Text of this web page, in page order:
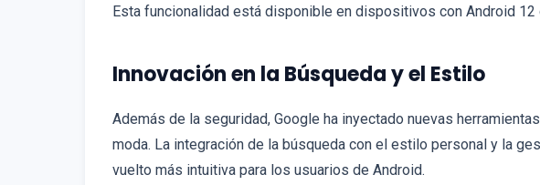
Esta funcionalidad está disponible en dispositivos con Android 12
Innovación en la Búsqueda y el Estilo
Además de la seguridad, Google ha inyectado nuevas
moda. La integración de la búsqueda con el estilo personal y la
vuelto más intuitiva para los usuarios de Android.